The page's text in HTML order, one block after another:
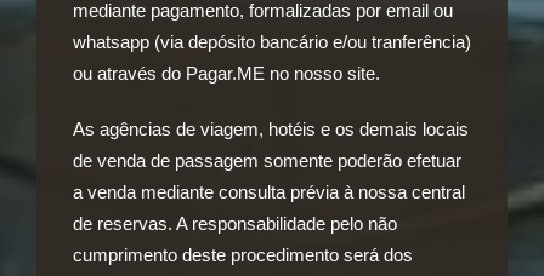
mediante pagamento, formalizadas por email ou
whatsapp (via depósito bancário e/ou tranferência)
ou através do Pagar.ME no nosso site.
As agências de viagem, hotéis e os demais locais
de venda de passagem somente poderão efetuar
a venda mediante consulta prévia à nossa central
de reservas. A responsabilidade pelo não
cumprimento deste procedimento será dos